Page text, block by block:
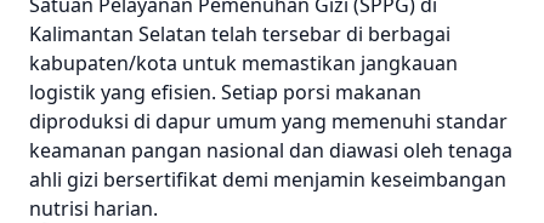
Kalimantan Selatan telah tersebar di berbagai
kabupaten/kota untuk memastikan jangkauan
logistik yang efisien. Setiap porsi makanan
diproduksi di dapur umum yang memenuhi standar
keamanan pangan nasional dan diawasi oleh tenaga
ahli gizi bersertifikat demi menjamin keseimbangan
nutrisi harian.